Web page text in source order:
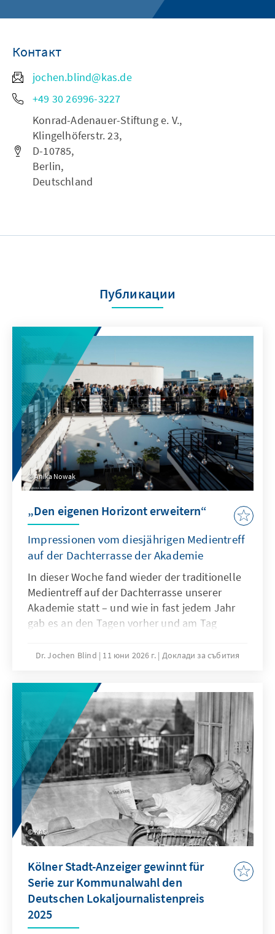
Контакт
jochen.blind@kas.de
+49 30 26996-3227
Konrad-Adenauer-Stiftung e. V.,
Klingelhöferstr. 23,
D-10785,
Berlin,
Deutschland
Публикации
Anika Nowak
„Den eigenen Horizont erweitern“
Impressionen vom diesjährigen Medientreff
auf der Dachterrasse der Akademie
In dieser Woche fand wieder der traditionelle
Medientreff auf der Dachterrasse unserer
Akademie statt – und wie in fast jedem Jahr
gab es an den Tagen vorher und am Tag
die Wetter-Apps: Bleibt es trocken, oder
Dr. Jochen Blind 11 юни 2026 г. Доклади за събития
KAS
Kölner Stadt-Anzeiger gewinnt für
Serie zur Kommunalwahl den
Deutschen Lokaljournalistenpreis
2025